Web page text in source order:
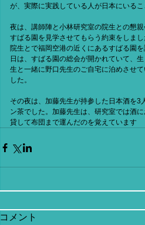
が、実際に実践している人が日本にいるこ
夜は、講師陣と小林研究室の院生との懇
すばる園を見学させてもらう約束をしま
院生とで福岡空港の近くにあるすばる園
日は、すばる園の総会が開かれていて、
生と一緒に野口先生のご自宅に泊めさせ
した。
その夜は、加藤先生が持参した日本酒を
ン茶でした。加藤先生は、研究室では酒
貸して布団まで運んだのを覚えています
コメント